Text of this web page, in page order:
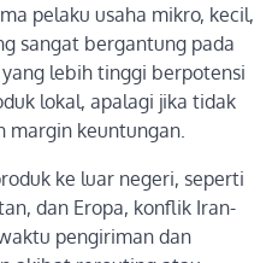
pelaku usaha mikro, kecil,
sangat bergantung pada
lebih tinggi berpotensi
lokal, apalagi jika tidak
margin keuntungan.
ke luar negeri, seperti
dan Eropa, konflik Iran-
pengiriman dan